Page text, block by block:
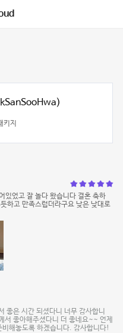
키지
있었고 잘 놀다 왔습니다 결혼 축하
하고 만족스럽더라구요 낮은 낮대로
좋은 시간 되셨다니 너무 감사합니
서 좋아해주셨다니 더 좋네요~~ 언제
해놓도록 하겠습니다. 감사합니다!